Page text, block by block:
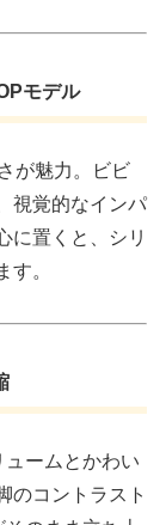
モデル
が魅力。ビビ
視覚的なインパ
に置くと、シリ
す。
ュームとかわい
のコントラスト